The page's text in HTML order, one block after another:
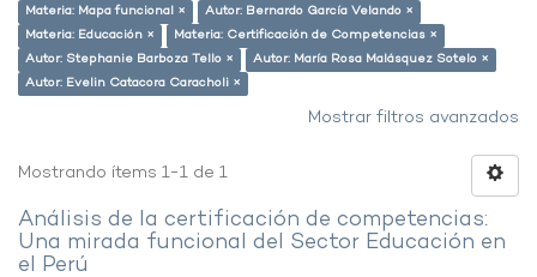
Materia: Mapa funcional ×
Autor: Bernardo García Velando ×
Materia: Educación ×
Materia: Certificación de Competencias ×
Autor: Stephanie Barboza Tello ×
Autor: María Rosa Malásquez Sotelo ×
Autor: Evelin Catacora Caracholi ×
Mostrar filtros avanzados
Mostrando ítems 1-1 de 1
Análisis de la certificación de competencias:
Una mirada funcional del Sector Educación en
el Perú